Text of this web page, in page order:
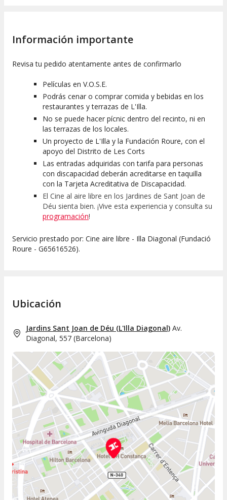
Información importante
Revisa tu pedido atentamente antes de confirmarlo
Películas en V.O.S.E.
Podrás cenar o comprar comida y bebidas en los
restaurantes y terrazas de L'Illa.
No se puede hacer pícnic dentro del recinto, ni en
las terrazas de los locales.
Un proyecto de L'Illa y la Fundación Roure, con el
apoyo del Distrito de Les Corts
Las entradas adquiridas con tarifa para personas
con discapacidad deberán acreditarse en taquilla
con la Tarjeta Acreditativa de Discapacidad.
El Cine al aire libre en los Jardines de Sant Joan de
Déu sienta bien. ¡Vive esta experiencia y consulta su
programación!
Servicio prestado por: Cine aire libre - Illa Diagonal (Fundació
Roure - G65616526).
Ubicación
Jardins Sant Joan de Déu (L'Illa Diagonal) Av.
Diagonal, 557(Barcelona)